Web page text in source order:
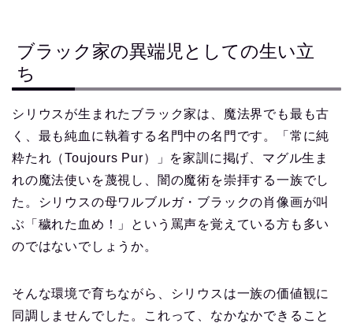
ブラック家の異端児としての生い立
ち
シリウスが生まれたブラック家は、魔法界でも最も古
く、最も純血に執着する名門中の名門です。「常に純
粋たれ（Toujours Pur）」を家訓に掲げ、マグル生ま
れの魔法使いを蔑視し、闇の魔術を崇拝する一族でし
た。シリウスの母ワルブルガ・ブラックの肖像画が叫
ぶ「穢れた血め！」という罵声を覚えている方も多い
のではないでしょうか。
そんな環境で育ちながら、シリウスは一族の価値観に
同調しませんでした。これって、なかなかできること